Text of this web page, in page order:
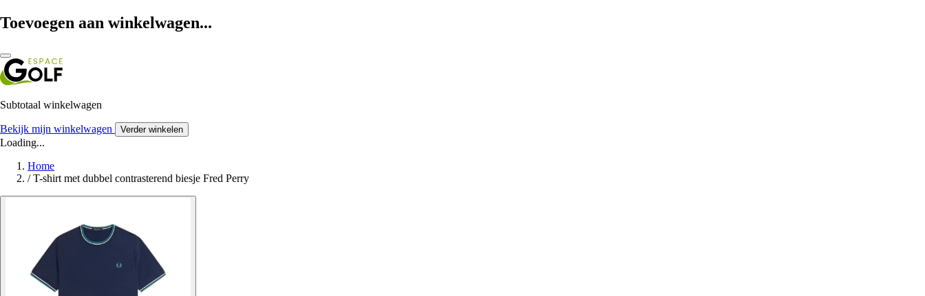
Toevoegen aan winkelwagen...
Subtotaal winkelwagen
Bekijk mijn winkelwagen Verder winkelen
Loading...
Home
/ T-shirt met dubbel contrasterend biesje Fred Perry